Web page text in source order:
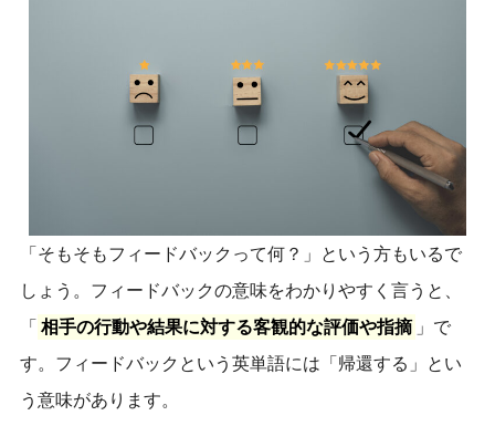
「そもそもフィードバックって何？」という方もいるで
しょう。フィードバックの意味をわかりやすく言うと、
「 相手の行動や結果に対する客観的な評価や指摘 」で
す。フィードバックという英単語には「帰還する」とい
う意味があります。